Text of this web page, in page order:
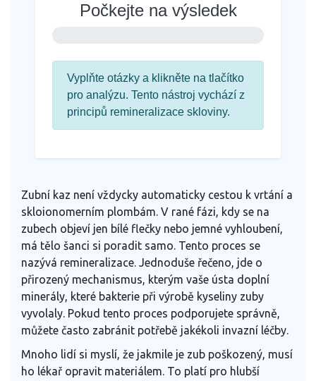
Počkejte na výsledek
Vyplňte otázky a klikněte na tlačítko
pro analýzu. Tento nástroj vychází z
principů remineralizace skloviny.
Zubní kaz není vždycky automaticky cestou k vrtání a
skloionomerním plombám. V rané fázi, kdy se na
zubech objeví jen bílé flečky nebo jemné vyhloubení,
má tělo šanci si poradit samo. Tento proces se
nazývá remineralizace. Jednoduše řečeno, jde o
přirozený mechanismus, kterým vaše ústa doplní
minerály, které bakterie při výrobě kyseliny zuby
vyvolaly. Pokud tento proces podporujete správně,
můžete často zabránit potřebě jakékoli invazní léčby.
Mnoho lidí si myslí, že jakmile je zub poškozený, musí
ho lékař opravit materiálem. To platí pro hlubší